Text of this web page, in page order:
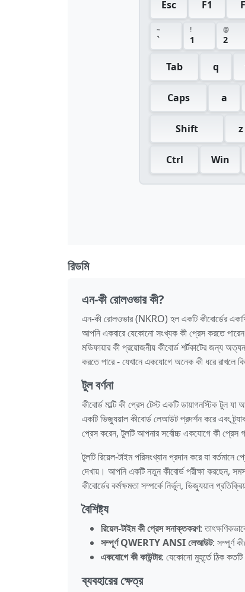
Esc F1
~
`
!
1
@
2
Tab q
Caps a
Shift z
Ctrl Win
রিডমি
এন-কী রোলওভার কী?
এন-কী রোলওভার (NKRO) হল একটি কীবোর্ডের
আপনি একবারে যেকোনো সংখ্যক কী প্রেস করতে পারেন
মডিফায়ার কী প্রয়োজনীয় কীবোর্ড শর্টকাটের জন্য
করতে পারে - যেখানে একযোগে অনেক কী ধরে রাখলে
টুল বর্ণনা
কীবোর্ড মাল্টি কী প্রেস টেস্ট একটি ডায়াগনস্টিক টুল
একটি ভিজ্যুয়াল কীবোর্ড লেআউট প্রদর্শন করে এবং
প্রেস করেন, টুলটি আপনার সর্বোচ্চ একযোগে কী প্রেস
টুলটি রিয়েল-টাইম পরিসংখ্যান প্রদান করে যা
দেখায়। আপনি একটি নতুন কীবোর্ড পরীক্ষা করছেন,
কীবোর্ডের কর্মক্ষমতা সম্পর্কে নির্ভুল, ভিজ্যুয়াল
বৈশিষ্ট্য
রিয়েল-টাইম কী প্রেস সনাক্তকরণ:
সম্পূর্ণ QWERTY ANSI লেআউট: সম্পূর্ণ
একযোগে কী কাউন্টার: যেকোনো মুহূর্তে ঠিক কতটি
ব্যবহারের ক্ষেত্র